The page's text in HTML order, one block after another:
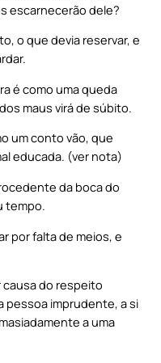
escarnecerão dele?
o que devia reservar, e
é como uma queda
maus virá de súbito.
um conto vão, que
educada. (ver nota)
da boca do
tempo.
por falta de meios, e
causa do respeito
pessoa imprudente, a si
a uma